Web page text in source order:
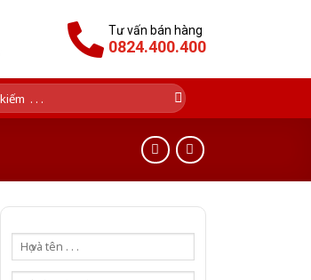
Tư vấn bán hàng
0824.400.400